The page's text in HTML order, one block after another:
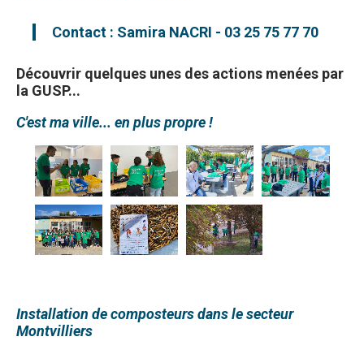
Contact : Samira NACRI - 03 25 75 77 70
Découvrir quelques unes des actions menées par
la GUSP...
C'est ma ville... en plus propre !
Installation de composteurs dans le secteur
Montvilliers